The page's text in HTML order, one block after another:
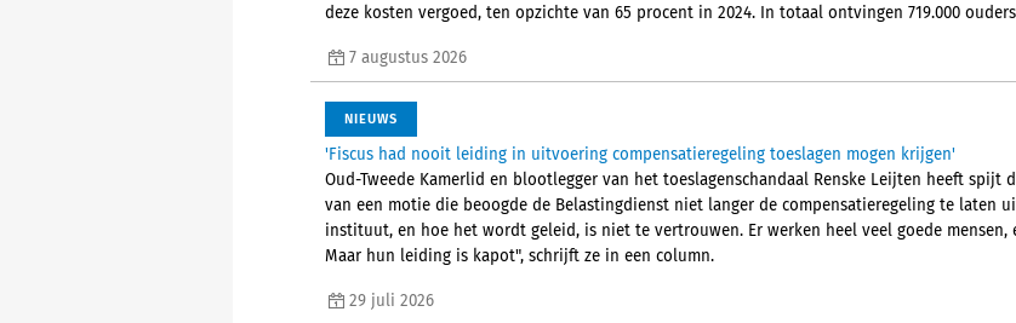
deze kosten vergoed, ten opzichte van 65 procent in 2024. In totaal ontvingen 719.000
7 augustus 2026
NIEUWS
'Fiscus had nooit leiding in uitvoering compensatieregeling toeslagen mogen krijgen'
Oud-Tweede Kamerlid en blootlegger van het toeslagenschandaal Renske Leijten heeft spijt
van een motie die beoogde de Belastingdienst niet langer de compensatieregeling te laten
instituut, en hoe het wordt geleid, is niet te vertrouwen. Er werken heel veel goede mensen,
Maar hun leiding is kapot", schrijft ze in een column.
29 juli 2026